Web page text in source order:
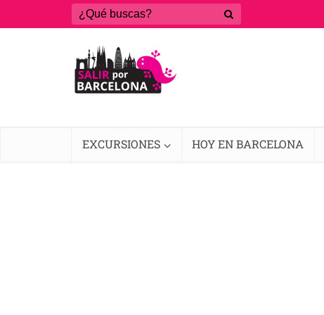
EXCURSIONES HOY EN BARCELONA